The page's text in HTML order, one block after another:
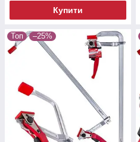
Купити
Топ –25%